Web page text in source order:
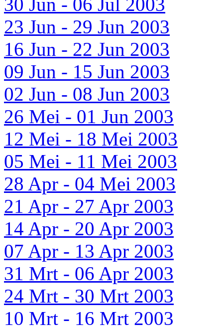
23 Jun - 29 Jun 2003
16 Jun - 22 Jun 2003
09 Jun - 15 Jun 2003
02 Jun - 08 Jun 2003
26 Mei - 01 Jun 2003
12 Mei - 18 Mei 2003
05 Mei - 11 Mei 2003
28 Apr - 04 Mei 2003
21 Apr - 27 Apr 2003
14 Apr - 20 Apr 2003
07 Apr - 13 Apr 2003
31 Mrt - 06 Apr 2003
24 Mrt - 30 Mrt 2003
10 Mrt - 16 Mrt 2003